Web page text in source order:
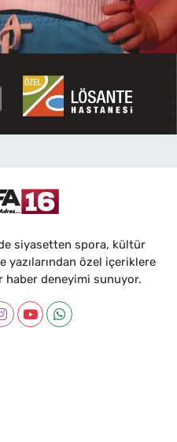
siyasetten spora, kültür
yazılarından özel içeriklere
haber deneyimi sunuyor.